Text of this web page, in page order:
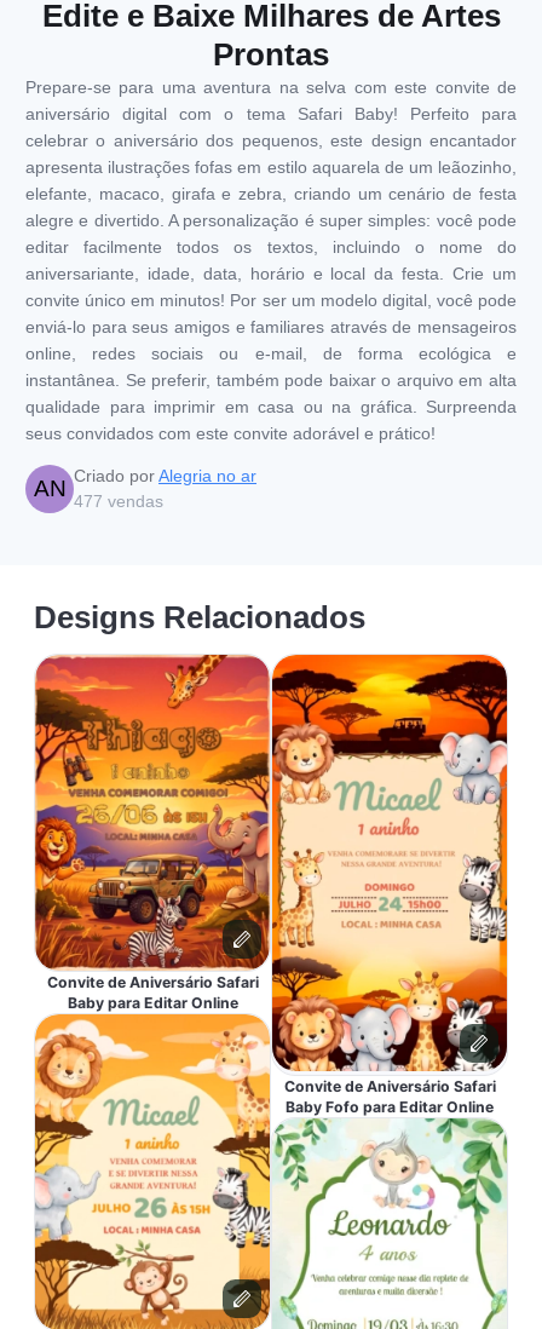
Edite e Baixe Milhares de Artes
Prontas
Prepare-se para uma aventura na selva com este convite de
aniversário digital com o tema Safari Baby! Perfeito para
celebrar o aniversário dos pequenos, este design encantador
apresenta ilustrações fofas em estilo aquarela de um leãozinho,
elefante, macaco, girafa e zebra, criando um cenário de festa
alegre e divertido. A personalização é super simples: você pode
editar facilmente todos os textos, incluindo o nome do
aniversariante, idade, data, horário e local da festa. Crie um
convite único em minutos! Por ser um modelo digital, você pode
enviá-lo para seus amigos e familiares através de mensageiros
online, redes sociais ou e-mail, de forma ecológica e
instantânea. Se preferir, também pode baixar o arquivo em alta
qualidade para imprimir em casa ou na gráfica. Surpreenda
seus convidados com este convite adorável e prático!
AN Criado porAlegria no ar
477 vendas
Designs Relacionados
Convite de Aniversário Safari
Baby para Editar Online
Convite de Aniversário Safari
Baby Fofo para Editar Online